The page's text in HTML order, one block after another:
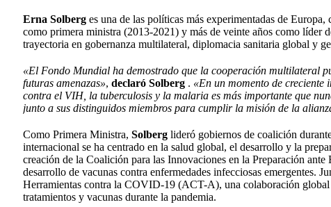
Erna Solberg es una de las políticas más experimentadas de
como primera ministra (2013-2021) y más de veinte años como
trayectoria en gobernanza multilateral, diplomacia sanitaria global y
«El Fondo Mundial ha demostrado que la cooperación multilateral
futuras amenazas»,declaró Solberg . «En un momento de
contra el VIH, la tuberculosis y la malaria es más importante que
junto a sus distinguidos miembros para cumplir la misión de la
Como Primera Ministra,Solberglideró gobiernos de coalición
internacional se ha centrado en la salud global, el desarrollo y la
creación de la Coalición para las Innovaciones en la Preparación
desarrollo de vacunas contra enfermedades infecciosas emergentes.
Herramientas contra la COVID-19 (ACT-A), una colaboración
tratamientos y vacunas durante la pandemia.